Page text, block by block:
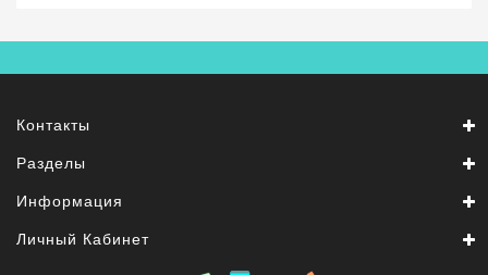
Контакты
Разделы
Информация
Личный Кабинет